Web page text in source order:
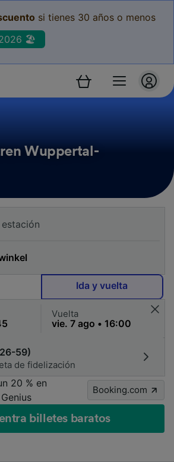
si tienes 30 años o menos
🏖️
Wuppertal-
Ida y vuelta
Vuelta
59)
de fidelización
20 % en
Booking.com
billetes baratos